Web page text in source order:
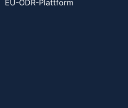
EU-ODR-Plattform